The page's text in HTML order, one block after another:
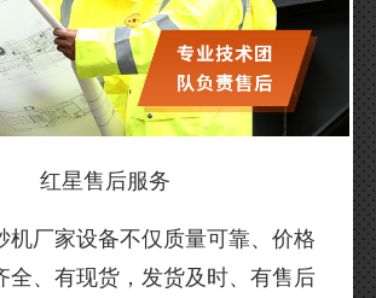
红星售后服务
机厂家设备不仅质量可靠、价格
全、有现货，发货及时、有售后